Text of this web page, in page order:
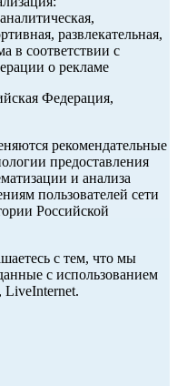
развлекательная,
в соответствии с
о рекламе
Федерация,
рекомендательные
предоставления
и анализа
пользователей сети
Российской
с тем, что мы
с использованием
, LiveInternet.